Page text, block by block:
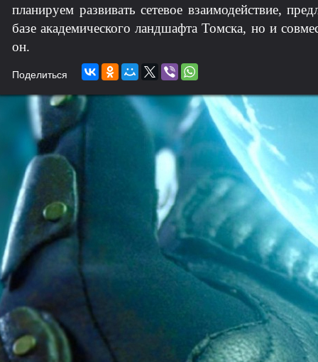
планируем развивать сетевое взаимодействие,
базе академического ландшафта Томска, но и
он.
Поделиться